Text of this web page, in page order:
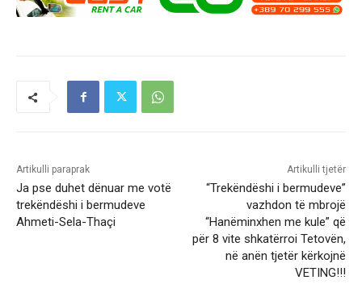
Artikulli paraprak
Ja pse duhet dënuar me votë
trekëndëshi i bermudeve
Ahmeti-Sela-Thaçi
Artikulli tjetër
“Trekëndëshi i bermudeve”
vazhdon të mbrojë
“Hanëminxhen me kule” që
për 8 vite shkatërroi Tetovën,
në anën tjetër kërkojnë
VETING!!!